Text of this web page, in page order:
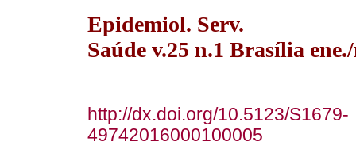
Epidemiol. Serv.
Saúde v.25 n.1 Brasília
http://dx.doi.org/10.5123/S1679-
49742016000100005